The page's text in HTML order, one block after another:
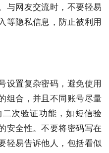
与网友交流时，不要轻易
等隐私信息，防止被利用
设置复杂密码，避免使用
组合，并且不同账号尽量
次验证功能，如短信验
安全性。不要将密码写在
轻易告诉他人，包括看似